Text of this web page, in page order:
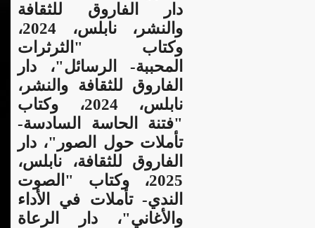
دار الفاروق للثقافة
والنشر، نابلس، 2024،
وكتاب "الثرثرات
المحببة- الرسائل"، دار
الفاروق للثقافة والنشر،
نابلس، 2024، وكتاب
"فتنة الحاسة السادسة-
تأملات حول الصور"، دار
الفاروق للثقافة، نابلس،
2025، وكتاب "الصوت
الندي- تأملات في الأداء
والأغاني"، دار الرعاة